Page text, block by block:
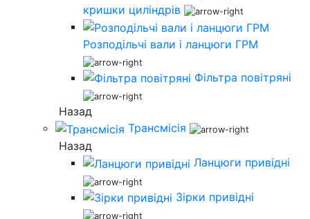
кришки циліндрів
Розподільчі вали і ланцюги ГРМ
Фільтра повітряні
Назад
Трансмісія
Назад
Ланцюги привідні
Зірки привідні